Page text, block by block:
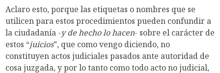
Aclaro esto, porque las etiquetas o nombres que se
utilicen para estos procedimientos pueden confundir a
la ciudadanía -y de hecho lo hacen- sobre el carácter de
estos “juicios”, que como vengo diciendo, no
constituyen actos judiciales pasados ante autoridad de
cosa juzgada, y por lo tanto como todo acto no judicial,